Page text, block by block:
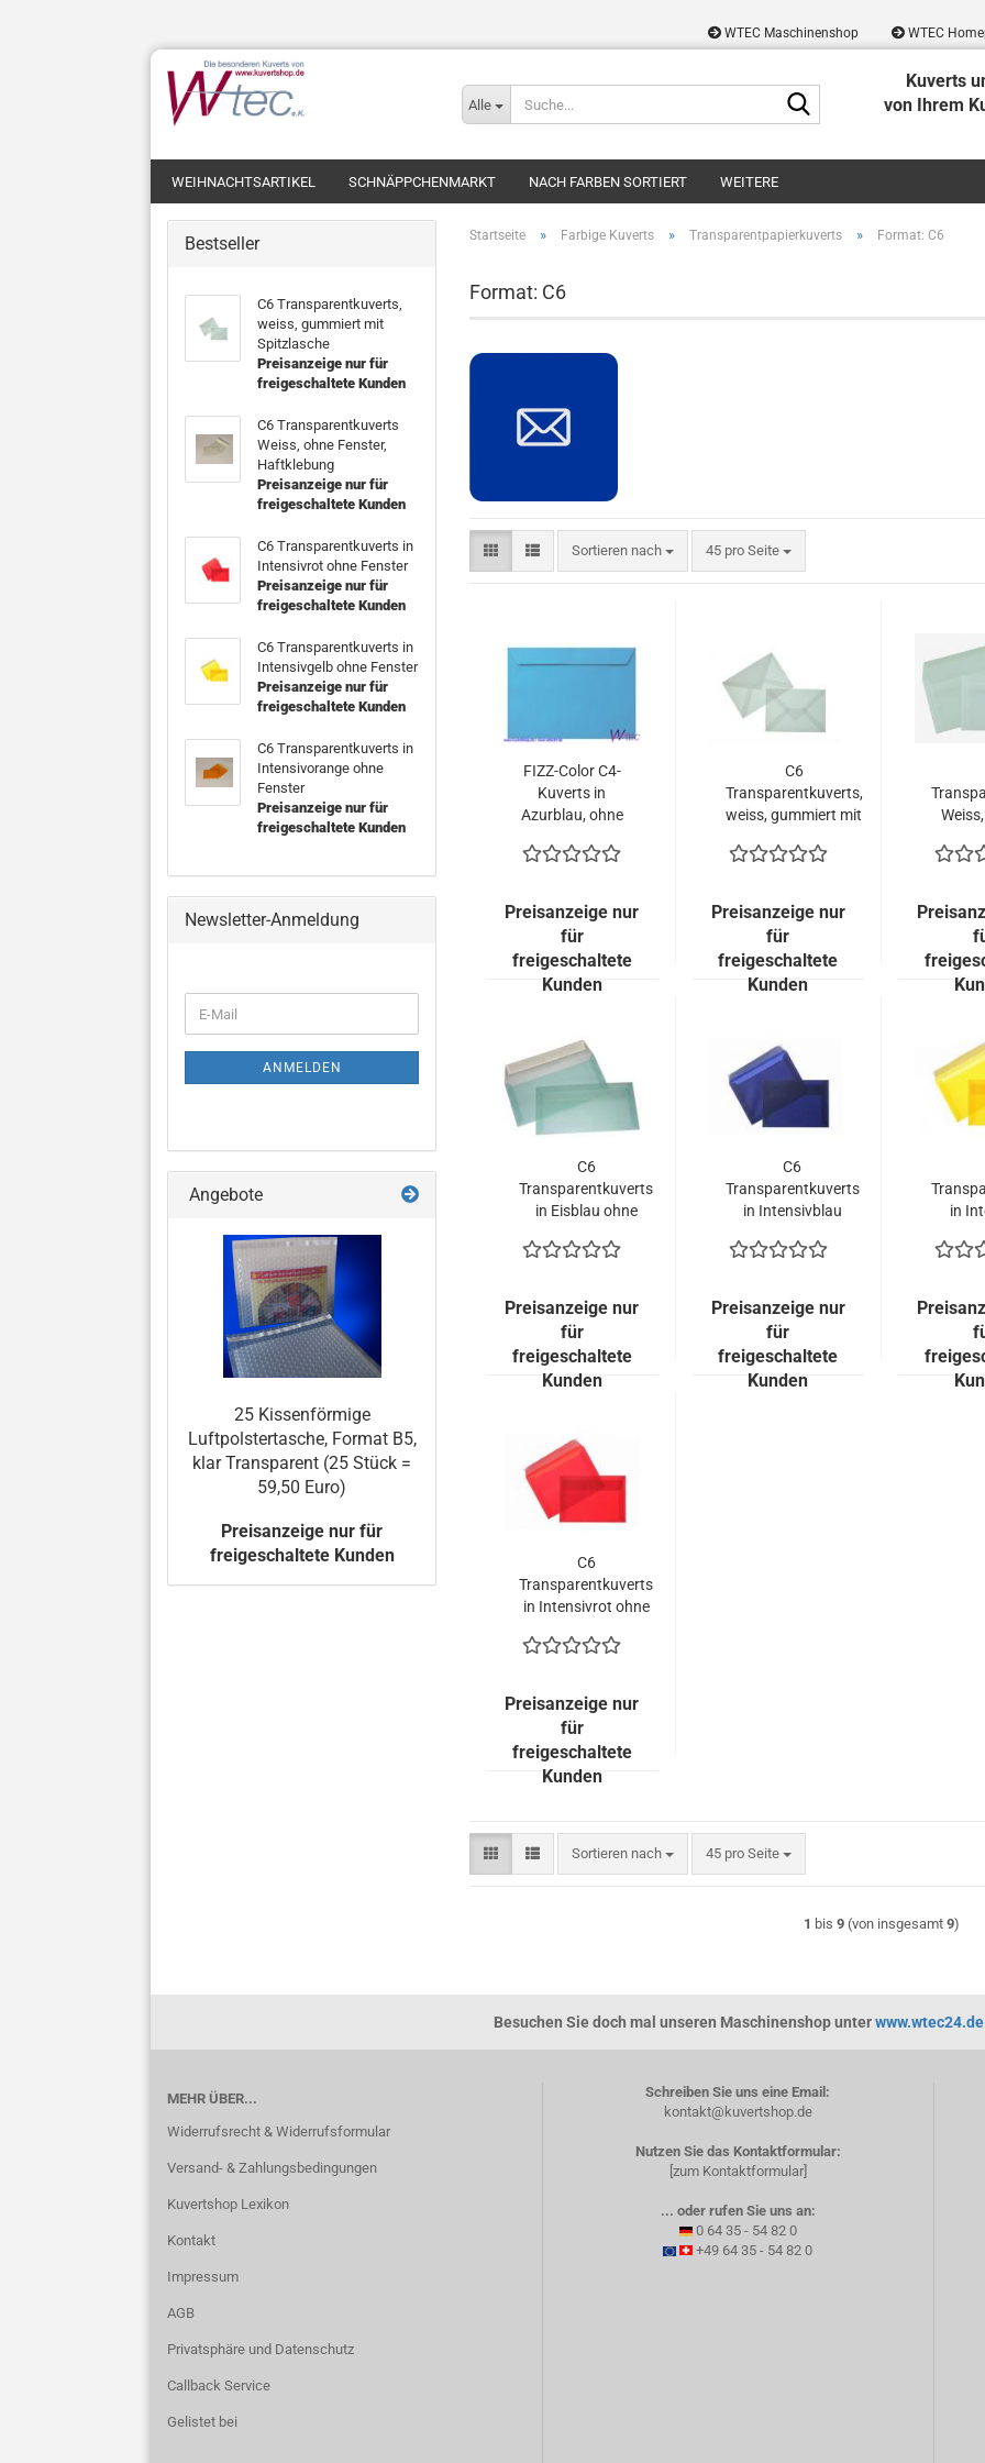
WTEC Maschinenshop WTEC
Alle
Kuverts
von Ihrem
WEIHNACHTSARTIKEL SCHNÄPPCHENMARKT NACH FARBEN SORTIERT WEITERE
Startseite » Farbige Kuverts » Transparentpapierkuverts » Format: C6
Format: C6
Sortieren nach
Sortieren nach 45 pro Seite
pro Seite
FIZZ-Color C4-
Kuverts in
Azurblau, ohne
Kuverts =
Preisanzeige nur
für
freigeschaltete
Kunden
C6
Transparentkuverts,
weiss, gummiert mit
Preisanzeige nur
für
freigeschaltete
Kunden
C6
Transparentkuverts
in Eisblau ohne
Preisanzeige nur
für
freigeschaltete
Kunden
C6
Transparentkuverts
in Intensivblau
Preisanzeige nur
für
freigeschaltete
Kunden
in
C6
Transparentkuverts
in Intensivrot ohne
Preisanzeige nur
für
freigeschaltete
Kunden
Sortieren nach
Sortieren nach 45 pro Seite
pro Seite
1 bis 9 (von insgesamt 9)
Bestseller
C6 Transparentkuverts,
weiss, gummiert mit
Spitzlasche
Preisanzeige nur für
freigeschaltete Kunden
C6 Transparentkuverts
Weiss, ohne Fenster,
Haftklebung
Preisanzeige nur für
freigeschaltete Kunden
C6 Transparentkuverts in
Intensivrot ohne Fenster
Preisanzeige nur für
freigeschaltete Kunden
C6 Transparentkuverts in
Intensivgelb ohne Fenster
Preisanzeige nur für
freigeschaltete Kunden
C6 Transparentkuverts in
Intensivorange ohne
Fenster
Preisanzeige nur für
freigeschaltete Kunden
Newsletter-Anmeldung
ZUR
ANMELDUNG
E-
Mail
ANMELDEN
Angebote
25 Kissenförmige
Luftpolstertasche, Format B5,
klar Transparent (25 Stück =
59,50 Euro)
Preisanzeige nur für
freigeschaltete Kunden
Besuchen Sie doch mal unseren Maschinenshop unterwww.wtec24.de
MEHR ÜBER...
Widerrufsrecht & Widerrufsformular
Versand- & Zahlungsbedingungen
Kuvertshop Lexikon
Kontakt
Impressum
AGB
Privatsphäre und Datenschutz
Callback Service
Gelistet bei
Schreiben Sie uns eine Email:
kontakt@kuvertshop.de
Nutzen Sie das Kontaktformular:
[zum Kontaktformular]
... oder rufen Sie uns an:
0 64 35 - 54 82 0
+49 64 35 - 54 82 0